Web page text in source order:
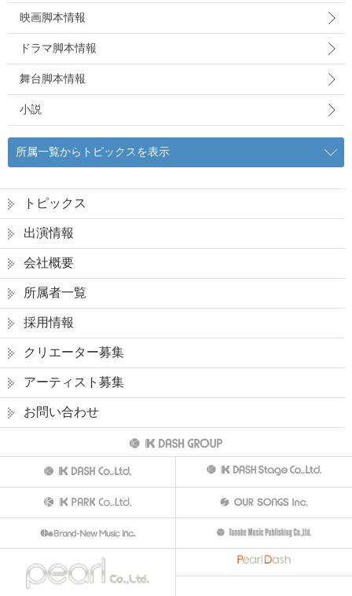
映画脚本情報
ドラマ脚本情報
舞台脚本情報
小説
所属一覧からトピックスを表示
トピックス
出演情報
会社概要
所属者一覧
採用情報
クリエーター募集
アーティスト募集
お問い合わせ